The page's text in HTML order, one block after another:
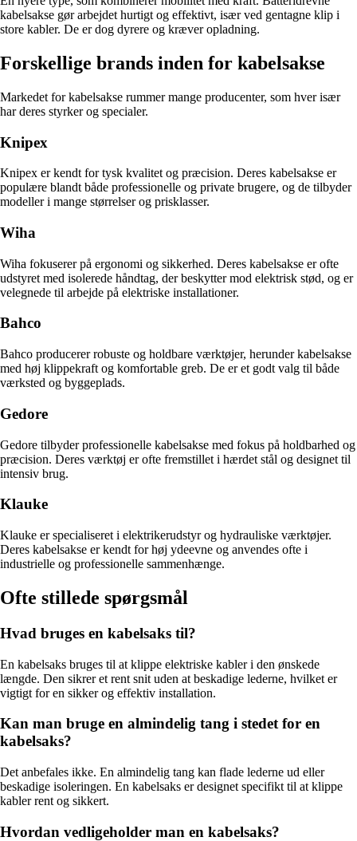
kabelsakse gør arbejdet hurtigt og effektivt, især ved gentagne klip i
store kabler. De er dog dyrere og kræver opladning.
Forskellige brands inden for kabelsakse
Markedet for kabelsakse rummer mange producenter, som hver især
har deres styrker og specialer.
Knipex
Knipex er kendt for tysk kvalitet og præcision. Deres kabelsakse er
populære blandt både professionelle og private brugere, og de tilbyder
modeller i mange størrelser og prisklasser.
Wiha
Wiha fokuserer på ergonomi og sikkerhed. Deres kabelsakse er ofte
udstyret med isolerede håndtag, der beskytter mod elektrisk stød, og er
velegnede til arbejde på elektriske installationer.
Bahco
Bahco producerer robuste og holdbare værktøjer, herunder kabelsakse
med høj klippekraft og komfortable greb. De er et godt valg til både
værksted og byggeplads.
Gedore
Gedore tilbyder professionelle kabelsakse med fokus på holdbarhed og
præcision. Deres værktøj er ofte fremstillet i hærdet stål og designet til
intensiv brug.
Klauke
Klauke er specialiseret i elektrikerudstyr og hydrauliske værktøjer.
Deres kabelsakse er kendt for høj ydeevne og anvendes ofte i
industrielle og professionelle sammenhænge.
Ofte stillede spørgsmål
Hvad bruges en kabelsaks til?
En kabelsaks bruges til at klippe elektriske kabler i den ønskede
længde. Den sikrer et rent snit uden at beskadige lederne, hvilket er
vigtigt for en sikker og effektiv installation.
Kan man bruge en almindelig tang i stedet for en
kabelsaks?
Det anbefales ikke. En almindelig tang kan flade lederne ud eller
beskadige isoleringen. En kabelsaks er designet specifikt til at klippe
kabler rent og sikkert.
Hvordan vedligeholder man en kabelsaks?